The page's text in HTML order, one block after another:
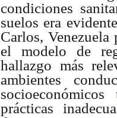
condiciones
suelos era
Carlos,
el modelo de
hallazgo más
ambientes
prácticas